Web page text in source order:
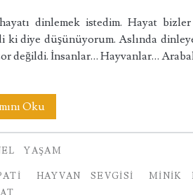
dinlemek istedim. Hayat
ki diye düşünüyorum. Aslında
değildi. İnsanlar… Hayvanlar…
OkuBir
Gün
Mutlaka
Mutlu
YAŞAM
HAYVAN SEVGISI MINIK